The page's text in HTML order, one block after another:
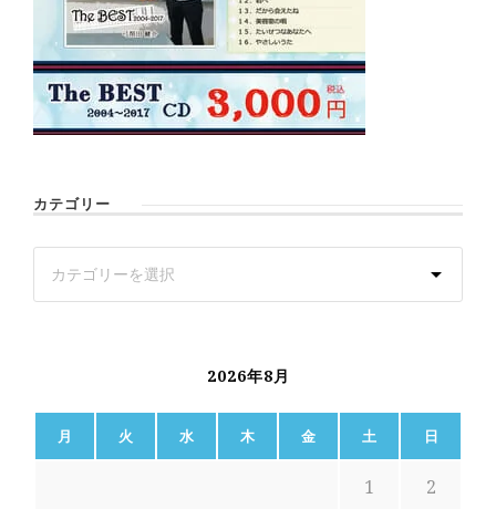
カテゴリー
2026年8月
月 火 水 木 金 土 日
1 2